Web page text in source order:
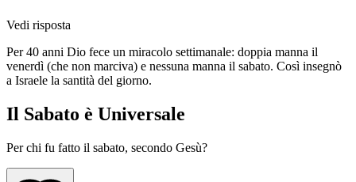
Vedi risposta
Per 40 anni Dio fece un miracolo settimanale: doppia manna il
venerdì (che non marciva) e nessuna manna il sabato. Così insegnò
a Israele la santità del giorno.
Il Sabato è Universale
Per chi fu fatto il sabato, secondo Gesù?